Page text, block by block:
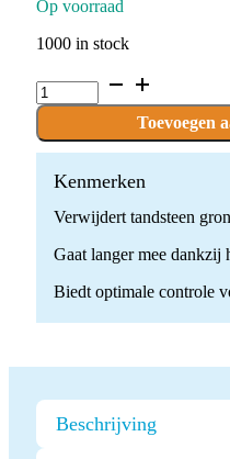
Op voorraad
1000 in stock
Scaling
tip
N°
1S/
Satelec
quantity
Toevoegen
Kenmerken
Verwijdert tandsteen
Gaat langer mee dankzij
Biedt optimale controle
Beschrijving